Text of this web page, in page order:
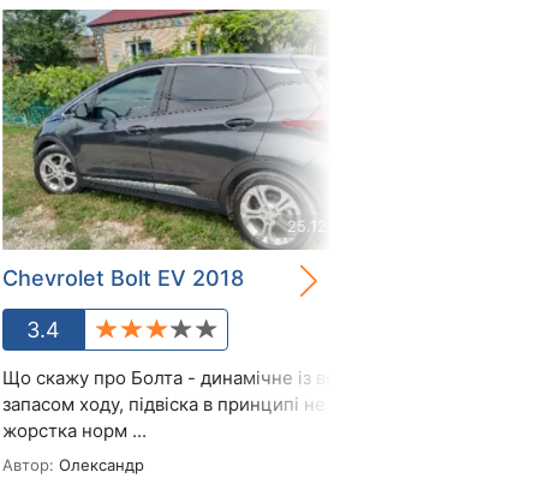
25.12.2023
Chevrolet Bolt EV 2018
3.4
Що скажу про Болта - динамічне із великим
запасом ходу, підвіска в принципі не дуже
жорстка норм ...
Автор: Олександр